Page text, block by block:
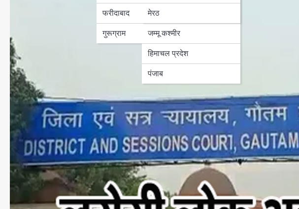
फरीदाबाद
गुरूग्राम
मेरठ
हरियाणा
जम्मू कश्मीर
हिमाचल प्रदेश
पंजाब